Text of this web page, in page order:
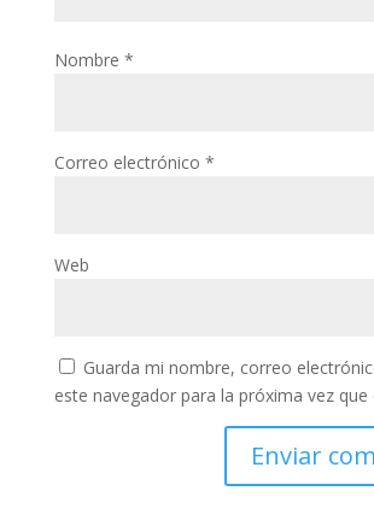
Nombre *
Correo electrónico *
Web
Guarda mi nombre, correo
este navegador para la próxima vez que